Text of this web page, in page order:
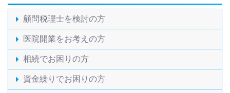
顧問税理士を検討の方
医院開業をお考えの方
相続でお困りの方
資金繰りでお困りの方